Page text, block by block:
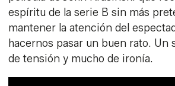
espíritu de la serie B sin más
mantener la atención del
hacernos pasar un buen rato. Un
de tensión y mucho de ironía.